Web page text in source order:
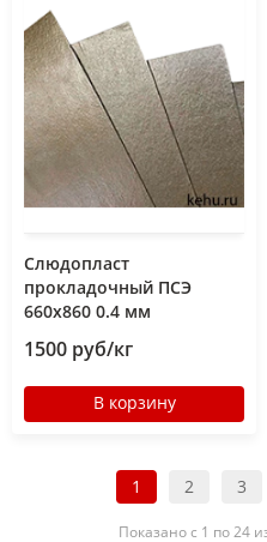
Слюдопласт
прокладочный ПСЭ
660x860 0.4 мм
1500 руб/кг
В корзину
1 2 3
Показано с 1 по 24